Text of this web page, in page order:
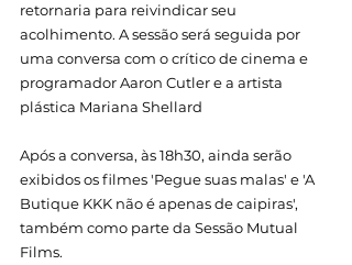
retornaria para reivindicar seu
acolhimento. A sessão será seguida por
uma conversa com o crítico de cinema e
programador Aaron Cutler e a artista
plástica Mariana Shellard
Após a conversa, às 18h30, ainda serão
exibidos os filmes 'Pegue suas malas' e 'A
Butique KKK não é apenas de caipiras',
também como parte da Sessão Mutual
Films.